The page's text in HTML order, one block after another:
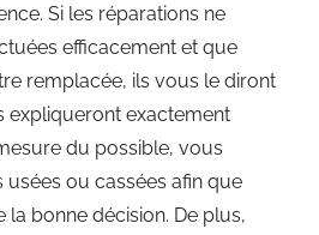
Si les réparations ne
efficacement et que
remplacée, ils vous le diront
expliqueront exactement
du possible, vous
ou cassées afin que
bonne décision. De plus,